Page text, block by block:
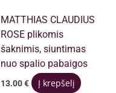
MATTHIAS CLAUDIUS
ROSE plikomis
šaknimis, siuntimas
nuo spalio pabaigos
13.00€ Į krepšelį